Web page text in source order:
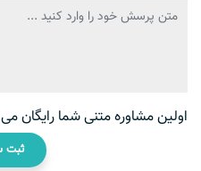
اولین مشاوره متنی شما رایگان
ثبت